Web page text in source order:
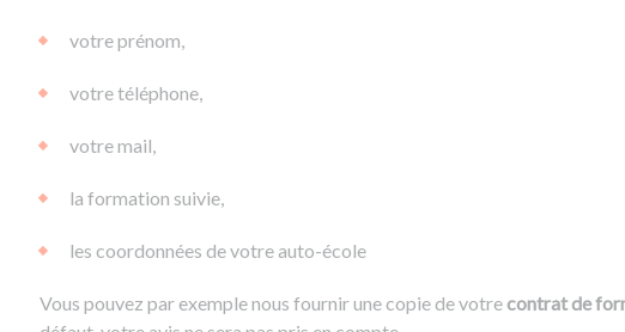
votre prénom,
votre téléphone,
votre mail,
la formation suivie,
les coordonnées de votre auto-école
Vous pouvez par exemple nous fournir une copie de votrecontrat de